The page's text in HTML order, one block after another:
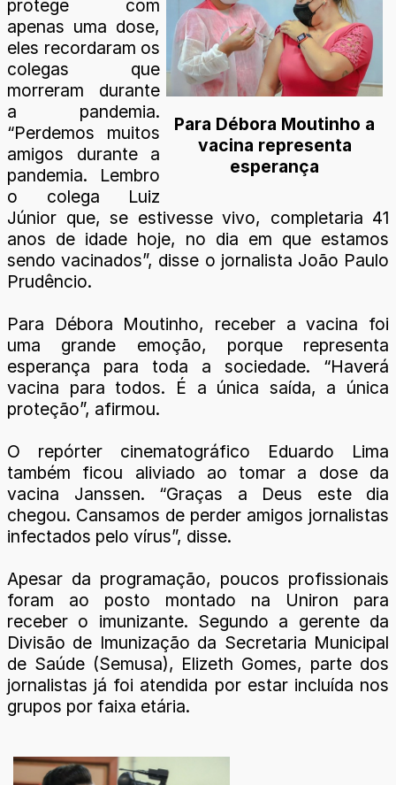
Para Débora Moutinho a
vacina representa
esperança
protege com
apenas uma dose,
eles recordaram os
colegas que
morreram durante
a pandemia.
“Perdemos muitos
amigos durante a
pandemia. Lembro
o colega Luiz
Júnior que, se estivesse vivo, completaria 41
anos de idade hoje, no dia em que estamos
sendo vacinados”, disse o jornalista João Paulo
Prudêncio.
Para Débora Moutinho, receber a vacina foi
uma grande emoção, porque representa
esperança para toda a sociedade. “Haverá
vacina para todos. É a única saída, a única
proteção”, afirmou.
O repórter cinematográfico Eduardo Lima
também ficou aliviado ao tomar a dose da
vacina Janssen. “Graças a Deus este dia
chegou. Cansamos de perder amigos jornalistas
infectados pelo vírus”, disse.
Apesar da programação, poucos profissionais
foram ao posto montado na Uniron para
receber o imunizante. Segundo a gerente da
Divisão de Imunização da Secretaria Municipal
de Saúde (Semusa), Elizeth Gomes, parte dos
jornalistas já foi atendida por estar incluída nos
grupos por faixa etária.